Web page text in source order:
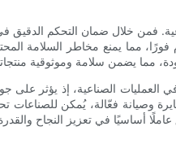
فمن خلال ضمان التحكم
مما يمنع مخاطر السلامة
العمليات الصناعية، إذ يؤثر على
وصيانة فعّالة، يُمكن للصناعات